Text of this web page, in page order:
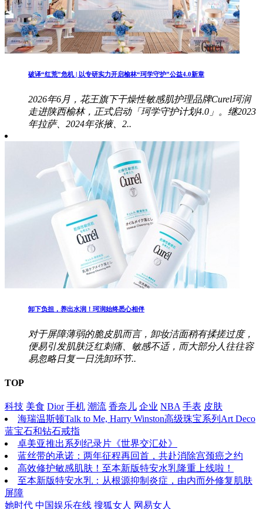
破译“红荒”危机 | 以专研实力开启榆林“珂学守护”公益4.0新章
2026年6月，花王旗下干燥性敏感肌护理品牌Curel珂润
走进陕西榆林，正式启动「珂学守护计划4.0」。继2023
年拉萨、2024年张掖、2..
卸下负担，养出水润！珂润始终悉心相伴
对于屏障薄弱的脆皮肌而言，卸妆洁面稍有揉搓过度，
便易引发肌肤泛红刺痛、敏感不适，而大部分人往往容
易忽略日复一日洗卸环节..
TOP
科技 美食 Dior 手机 潮流 香奈儿 企业 NBA 手表 皮肤
海瑞温斯顿Talk to Me, Harry Winston高级珠宝系列Art Deco
蓝宝石和钻石戒指
卓美亚推出系列纪录片《世界交汇处》
蓝丝带的承诺：两年征程再回首，共赴消除宫颈癌之约
高效修护敏感肌肤！至本新版特安水乳隆重上线啦！
至本新版特安水乳：从根源抑制炎症，由内而外修复肌肤
屏障
她时代 中国娱乐在线 搜狐女人 网易女人